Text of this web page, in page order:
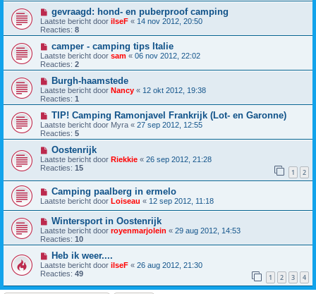
gevraagd: hond- en puberproof camping
Laatste bericht door ilseF « 14 nov 2012, 20:50
Reacties: 8
camper - camping tips Italie
Laatste bericht door sam « 06 nov 2012, 22:02
Reacties: 2
Burgh-haamstede
Laatste bericht door Nancy « 12 okt 2012, 19:38
Reacties: 1
TIP! Camping Ramonjavel Frankrijk (Lot- en Garonne)
Laatste bericht door Myra « 27 sep 2012, 12:55
Reacties: 5
Oostenrijk
Laatste bericht door Riekkie « 26 sep 2012, 21:28
Reacties: 15 1 2
Camping paalberg in ermelo
Laatste bericht door Loiseau « 12 sep 2012, 11:18
Wintersport in Oostenrijk
Laatste bericht door royenmarjolein « 29 aug 2012, 14:53
Reacties: 10
Heb ik weer....
Laatste bericht door ilseF « 26 aug 2012, 21:30
Reacties: 49 1 2 3 4